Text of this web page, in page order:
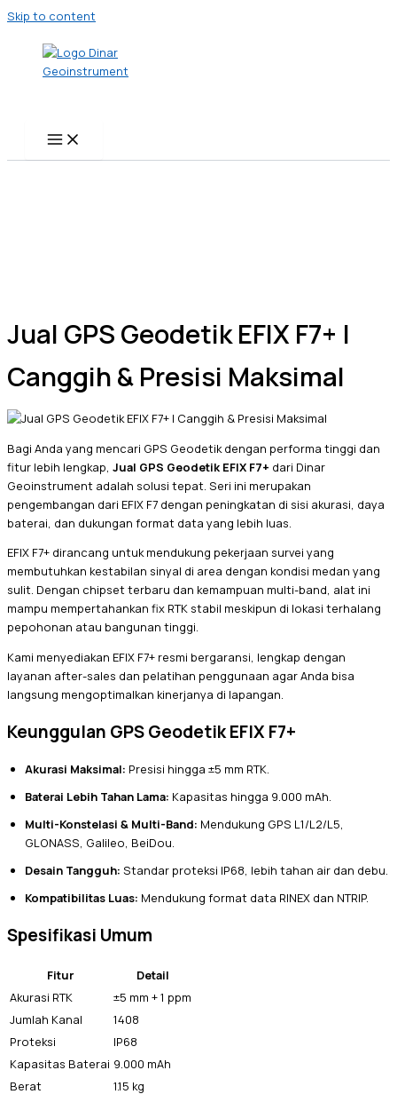
Skip to content
Jual GPS Geodetik EFIX F7+ |
Canggih & Presisi Maksimal
Bagi Anda yang mencari GPS Geodetik dengan performa tinggi dan
fitur lebih lengkap, Jual GPS Geodetik EFIX F7+ dari Dinar
Geoinstrument adalah solusi tepat. Seri ini merupakan
pengembangan dari EFIX F7 dengan peningkatan di sisi akurasi, daya
baterai, dan dukungan format data yang lebih luas.
EFIX F7+ dirancang untuk mendukung pekerjaan survei yang
membutuhkan kestabilan sinyal di area dengan kondisi medan yang
sulit. Dengan chipset terbaru dan kemampuan multi-band, alat ini
mampu mempertahankan fix RTK stabil meskipun di lokasi terhalang
pepohonan atau bangunan tinggi.
Kami menyediakan EFIX F7+ resmi bergaransi, lengkap dengan
layanan after-sales dan pelatihan penggunaan agar Anda bisa
langsung mengoptimalkan kinerjanya di lapangan.
Keunggulan GPS Geodetik EFIX F7+
Akurasi Maksimal: Presisi hingga ±5 mm RTK.
Baterai Lebih Tahan Lama: Kapasitas hingga 9.000 mAh.
Multi-Konstelasi & Multi-Band: Mendukung GPS L1/L2/L5,
GLONASS, Galileo, BeiDou.
Desain Tangguh: Standar proteksi IP68, lebih tahan air dan debu.
Kompatibilitas Luas: Mendukung format data RINEX dan NTRIP.
Spesifikasi Umum
Fitur
Detail
Akurasi RTK
±5 mm + 1 ppm
Jumlah Kanal
1408
Proteksi
IP68
Kapasitas Baterai 9.000 mAh
Berat
1.15 kg